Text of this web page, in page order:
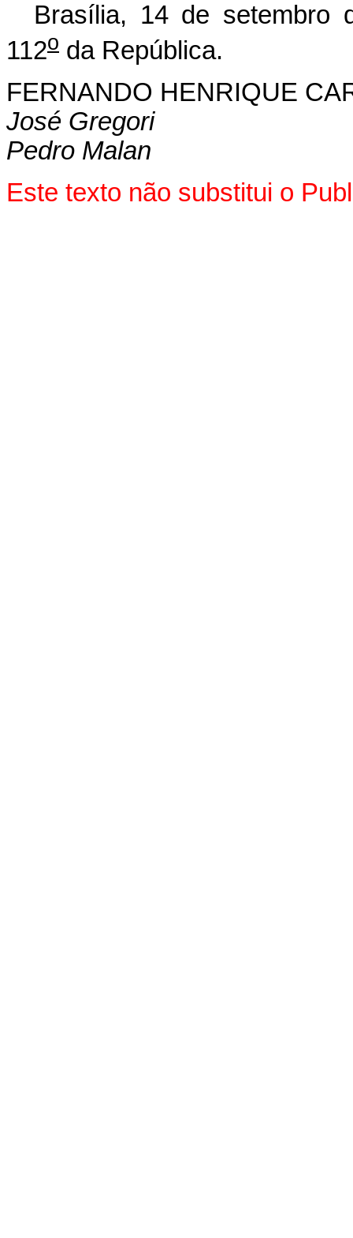
Brasília, 14 de setembro
112o da República.
FERNANDO HENRIQUE
José Gregori
Pedro Malan
Este texto não substitui o